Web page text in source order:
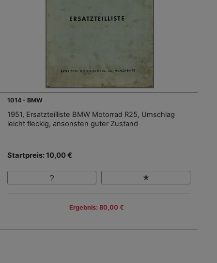
1014 - BMW
1951, Ersatzteilliste BMW Motorrad R25, Umschlag
leicht fleckig, ansonsten guter Zustand
Startpreis: 10,00 €
Ergebnis: 80,00 €